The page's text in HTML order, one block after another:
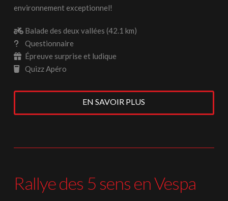
environnement exceptionnel!
Balade des deux vallées (42.1 km)
Questionnaire
Épreuve surprise et ludique
Quizz Apéro
EN SAVOIR PLUS
Rallye des 5 sens en Vespa